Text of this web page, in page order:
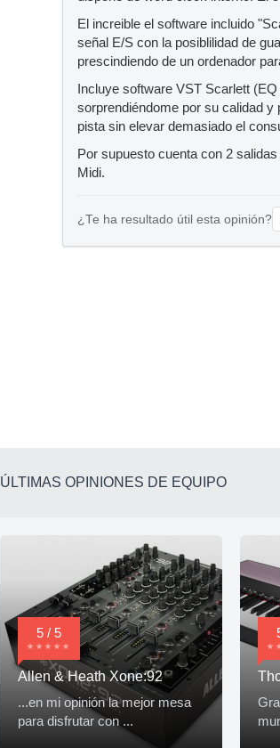
El increible el software incluido
señal E/S con la posiblilidad de
prescindiendo de un ordenador
Incluye software VST Scarlett
sorprendiéndome por su calidad
pista sin elevar demasiado el
Por supuesto cuenta con 2
Midi.
¿Te ha resultado útil esta opinión?
ÚLTIMAS OPINIONES DE EQUIPO
5 / 5
Allen & Heath Xone:92
...en mi opinión la mejor mesa
para disfrutar con ...